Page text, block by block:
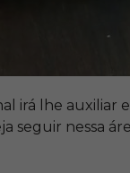
irá lhe auxiliar
seguir nessa